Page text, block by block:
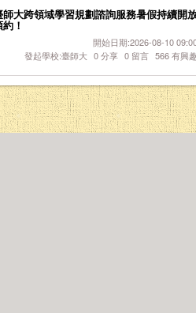
師大跨領域學習規劃諮詢服務暑假持續開
約！
開始日期:2026-08-10
發起學校:臺師大 0分享 0 留言 566有興趣